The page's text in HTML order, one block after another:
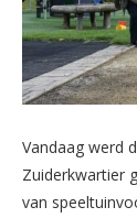
Vandaag werd
Zuiderkwartier
van